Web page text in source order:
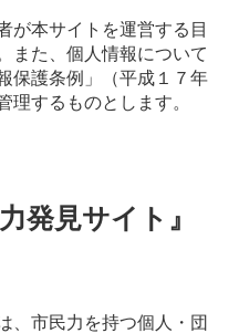
が本サイトを運営する目
また、個人情報について
保護条例」（平成１７年
理するものとします。
発見サイト』
、市民力を持つ個人・団